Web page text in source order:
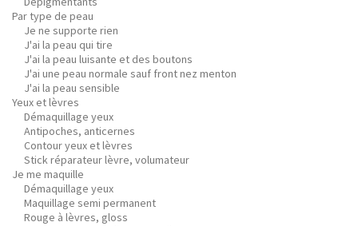
Par type de peau
Je ne supporte rien
J'ai la peau qui tire
J'ai la peau luisante et des boutons
J'ai une peau normale sauf front nez menton
J'ai la peau sensible
Yeux et lèvres
Démaquillage yeux
Antipoches, anticernes
Contour yeux et lèvres
Stick réparateur lèvre, volumateur
Je me maquille
Démaquillage yeux
Maquillage semi permanent
Rouge à lèvres, gloss